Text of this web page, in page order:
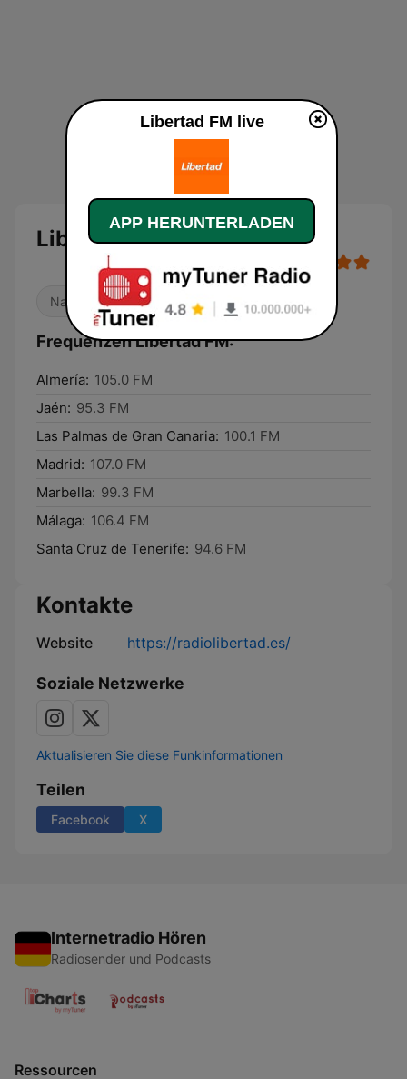
Libertad FM
Nachrichten Talkradio
Frequenzen Libertad FM:
Almería: 105.0 FM
Jaén: 95.3 FM
Las Palmas de Gran Canaria: 100.1 FM
Madrid: 107.0 FM
Marbella: 99.3 FM
Málaga: 106.4 FM
Santa Cruz de Tenerife: 94.6 FM
Kontakte
Website https://radiolibertad.es/
Soziale Netzwerke
Aktualisieren Sie diese Funkinformationen
Teilen
Facebook X
Internetradio Hören
Radiosender und Podcasts
Ressourcen
Libertad FM live
APP HERUNTERLADEN